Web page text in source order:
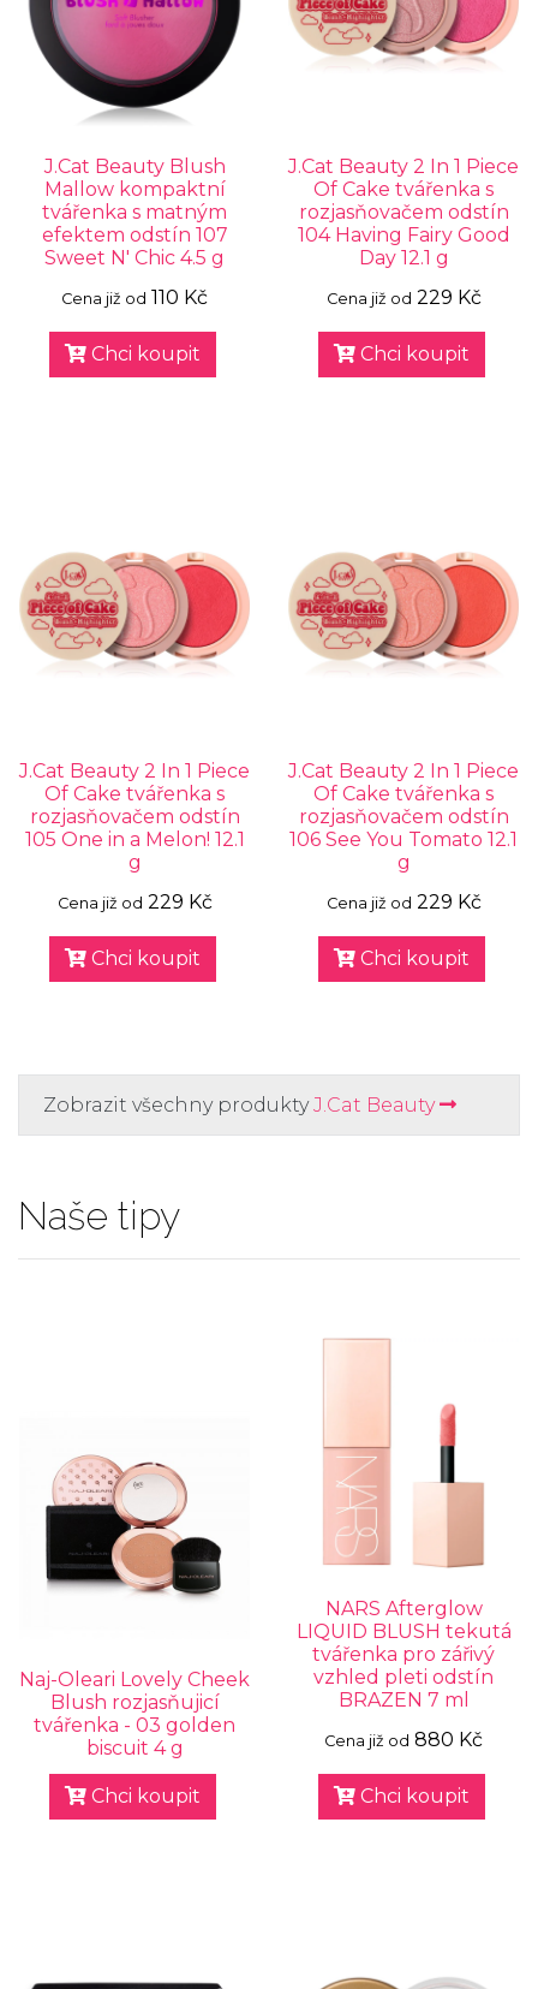
J.Cat Beauty Blush
Mallow kompaktní
tvářenka s matným
efektem odstín 107
Sweet N' Chic 4.5 g
Cena již od 110 Kč
Chci koupit
J.Cat Beauty 2 In 1 Piece
Of Cake tvářenka s
rozjasňovačem odstín
104 Having Fairy Good
Day 12.1 g
Cena již od 229 Kč
Chci koupit
J.Cat Beauty 2 In 1 Piece
Of Cake tvářenka s
rozjasňovačem odstín
105 One in a Melon! 12.1
g
Cena již od 229 Kč
Chci koupit
J.Cat Beauty 2 In 1 Piece
Of Cake tvářenka s
rozjasňovačem odstín
106 See You Tomato 12.1
g
Cena již od 229 Kč
Chci koupit
Zobrazit všechny produktyJ.Cat Beauty
Naše tipy
Naj-Oleari Lovely Cheek
Blush rozjasňujicí
tvářenka - 03 golden
biscuit 4 g
Chci koupit
NARS Afterglow
LIQUID BLUSH tekutá
tvářenka pro zářivý
vzhled pleti odstín
BRAZEN 7 ml
Cena již od 880 Kč
Chci koupit